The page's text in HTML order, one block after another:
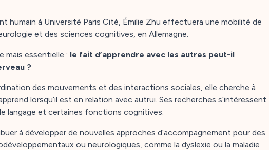
humain à Université Paris Cité, Émilie Zhu effectuera une mobilité de
et des sciences cognitives, en Allemagne.
mais essentielle : le fait d’apprendre avec les autres peut-il
?
des mouvements et des interactions sociales, elle cherche à
lorsqu’il est en relation avec autrui. Ses recherches s’intéressent
langage et certaines fonctions cognitives.
à développer de nouvelles approches d’accompagnement pour des
ou neurologiques, comme la dyslexie ou la maladie